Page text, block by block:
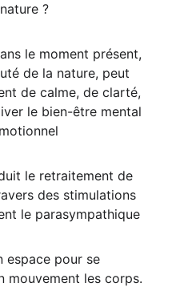
?
le moment présent,
de la nature, peut
de calme, de clarté,
le bien-être mental
le retraitement de
des stimulations
le parasympathique
espace pour se
mouvement les corps.